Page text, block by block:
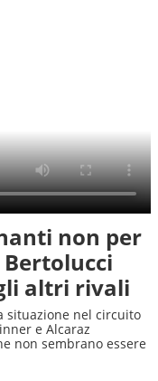
non per
altri rivali
situazione nel circuito
e Alcaraz
non sembrano essere